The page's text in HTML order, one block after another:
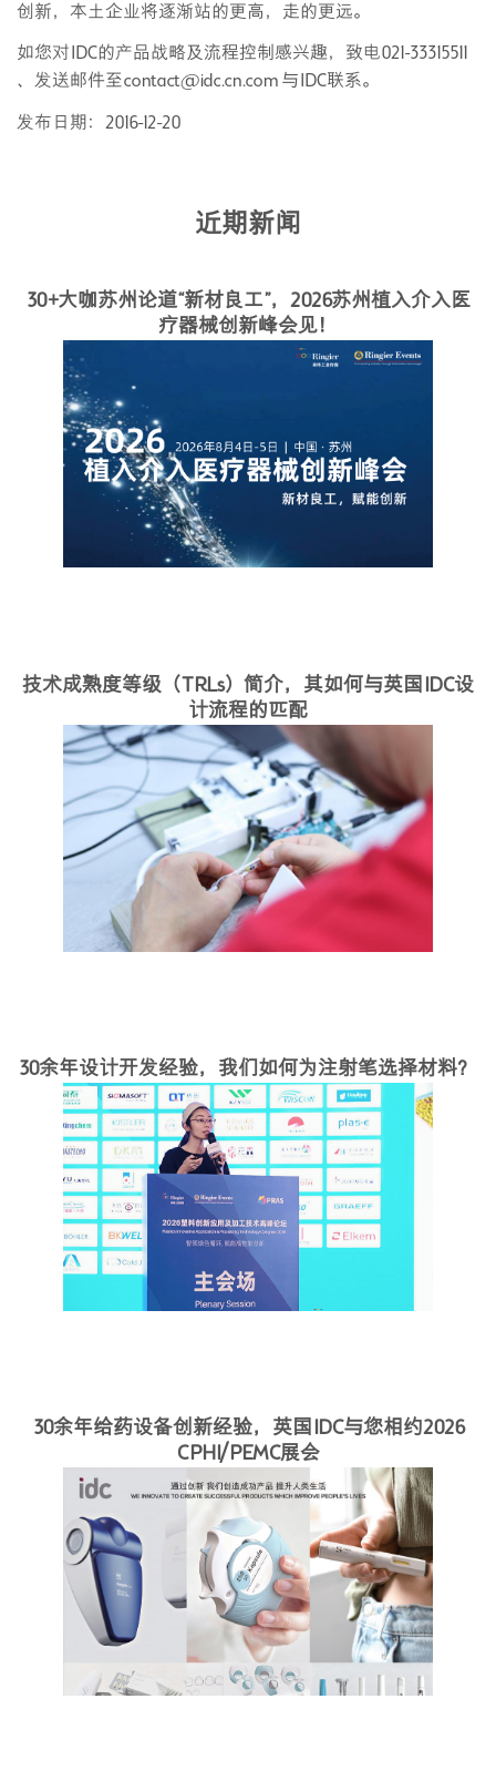
创新，本土企业将逐渐站的更高，走的更远。
如您对IDC的产品战略及流程控制感兴趣，致电021-33315511
、发送邮件至contact@idc.cn.com 与IDC联系。
发布日期：2016-12-20
近期新闻
30+大咖苏州论道“新材良工”，2026苏州植入介入医
疗器械创新峰会见！
技术成熟度等级（TRLs）简介，其如何与英国IDC设
计流程的匹配
30余年设计开发经验，我们如何为注射笔选择材料？
30余年给药设备创新经验，英国IDC与您相约2026
CPHI/PEMC展会